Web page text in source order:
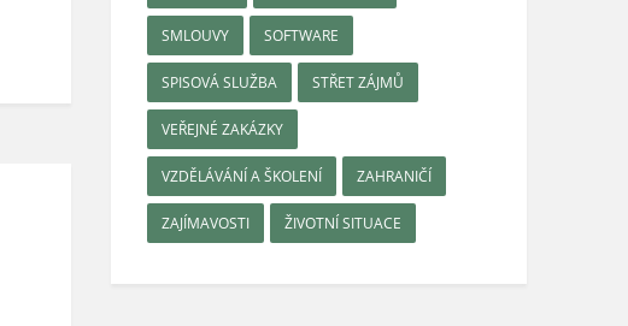
SMLOUVY SOFTWARE
SPISOVÁ SLUŽBA STŘET ZÁJMŮ
VEŘEJNÉ ZAKÁZKY
VZDĚLÁVÁNÍ A ŠKOLENÍ ZAHRANIČÍ
ZAJÍMAVOSTI ŽIVOTNÍ SITUACE